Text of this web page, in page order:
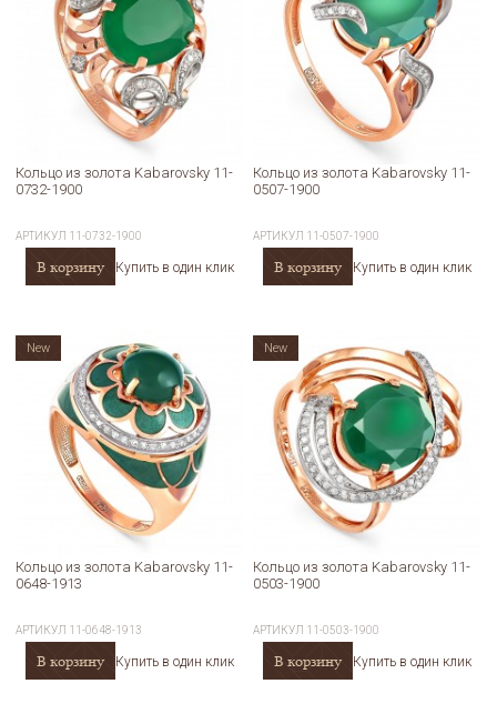
Кольцо из золота Kabarovsky 11-
0732-1900
АРТИКУЛ 11-0732-1900
В корзину Купить в один клик
Кольцо из золота Kabarovsky 11-
0507-1900
АРТИКУЛ 11-0507-1900
В корзину Купить в один клик
Кольцо из золота Kabarovsky 11-
0648-1913
АРТИКУЛ 11-0648-1913
В корзину Купить в один клик
New
Кольцо из золота Kabarovsky 11-
0503-1900
АРТИКУЛ 11-0503-1900
В корзину Купить в один клик
New